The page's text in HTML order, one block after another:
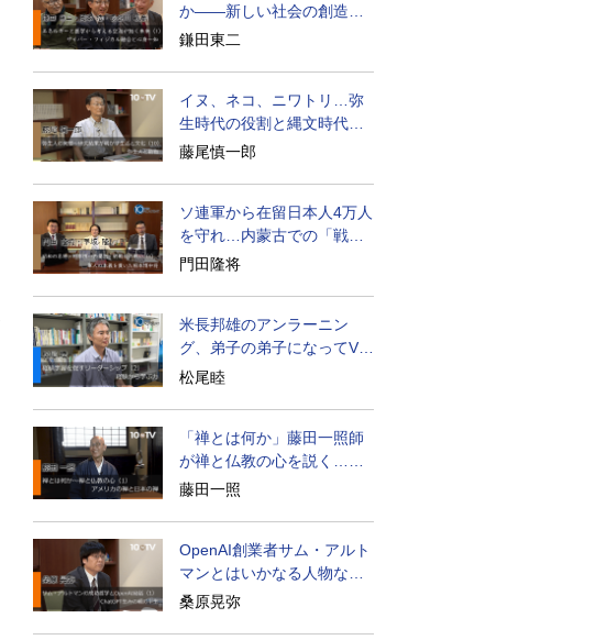
か――新しい社会の創造の
ために
鎌田東二
イヌ、ネコ、ニワトリ…弥
生時代の役割と縄文時代と
の違い
藤尾慎一郎
ソ連軍から在留日本人4万人
を守れ…内蒙古での「戦
後」の激闘
門田隆将
米長邦雄のアンラーニン
グ、弟子の弟子になってV字
成長
松尾睦
「禅とは何か」藤田一照師
が禅と仏教の心を説く…自
発性を重んじる
藤田一照
OpenAI創業者サム・アルト
マンとはいかなる人物なの
か
桑原晃弥